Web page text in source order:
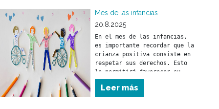
Mes de las infancias
20.8.2025
En el mes de las infancias,
es importante recordar que la
crianza positiva consiste en
respetar sus derechos. Esto
le permitirá favorecer su
desarrollo físico, mental y
social.
Leer más